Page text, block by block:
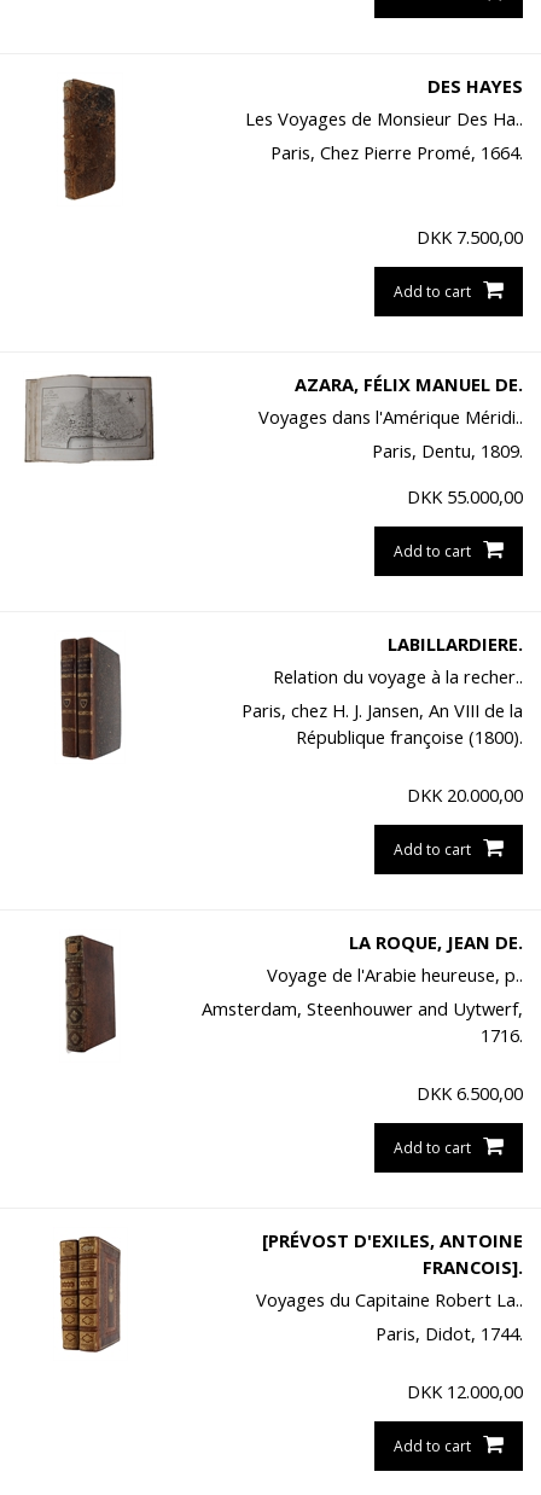
DES HAYES
Les Voyages de Monsieur Des Ha..
Paris, Chez Pierre Promé, 1664.
DKK 7.500,00
Add to cart
AZARA, FÉLIX MANUEL DE.
Voyages dans l'Amérique Méridi..
Paris, Dentu, 1809.
DKK 55.000,00
Add to cart
LABILLARDIERE.
Relation du voyage à la recher..
Paris, chez H. J. Jansen, An VIII de la
République françoise (1800).
DKK 20.000,00
Add to cart
LA ROQUE, JEAN DE.
Voyage de l'Arabie heureuse, p..
Amsterdam, Steenhouwer and Uytwerf,
1716.
DKK 6.500,00
Add to cart
[PRÉVOST D'EXILES, ANTOINE
FRANCOIS].
Voyages du Capitaine Robert La..
Paris, Didot, 1744.
DKK 12.000,00
Add to cart